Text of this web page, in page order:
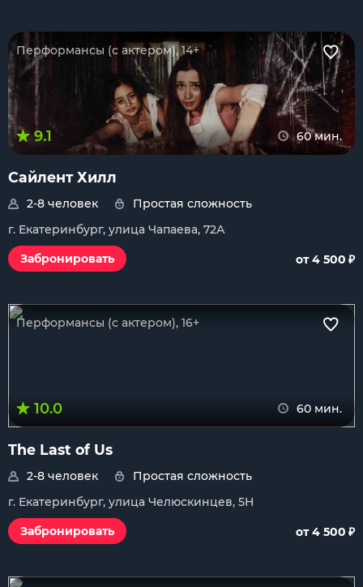
Перформансы (с актером), 14+
9.1 60 мин.
Сайлент Хилл
2-8 человек
Простая сложность
г. Екатеринбург, улица Чапаева, 72А
Забронировать
от 4 500 ₽
Перформансы (с актером), 16+
10.0 60 мин.
The Last of Us
2-8 человек
Простая сложность
г. Екатеринбург, улица Челюскинцев, 5Н
Забронировать
от 4 500 ₽